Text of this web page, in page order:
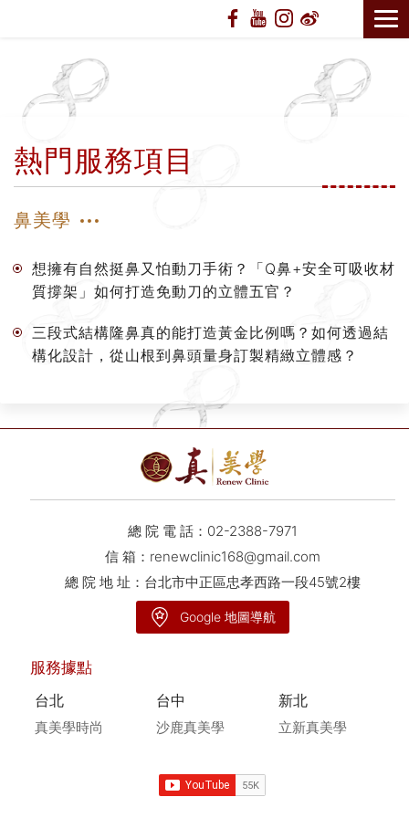
熱門服務項目
鼻美學
想擁有自然挺鼻又怕動刀手術？「Q鼻+安全可吸收材
質撐架」如何打造免動刀的立體五官？
三段式結構隆鼻真的能打造黃金比例嗎？如何透過結
構化設計，從山根到鼻頭量身訂製精緻立體感？
總 院 電 話： 02-2388-7971
信 箱： renewclinic168@gmail.com
總 院 地 址：台北市中正區忠孝西路一段45號2樓
Google 地圖導航
服務據點
台北
真美學時尚
台中
沙鹿真美學
新北
立新真美學